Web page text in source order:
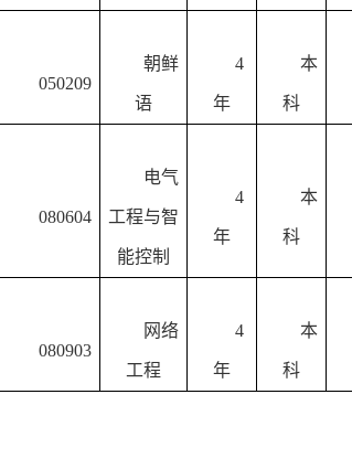
050209
朝鲜
语
4
年
本
科
080604
电气
工程与智
能控制
4
年
本
科
080903
网络
工程
4
年
本
科